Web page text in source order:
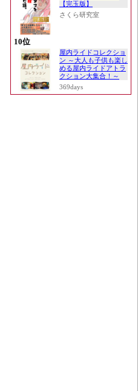
【完玉版】
さくら研究室
10位
屋内ライドコレクショ
ン ～大人も子供も楽し
める屋内ライドアトラ
クション大集合！～
369days